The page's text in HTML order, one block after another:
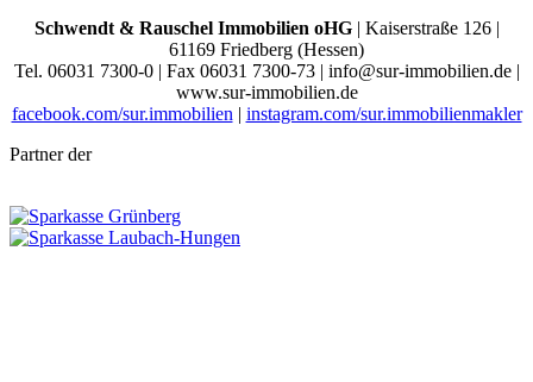
Schwendt & Rauschel Immobilien oHG| Kaiserstraße 126 |
61169 Friedberg (Hessen)
Tel. 06031 7300-0 | Fax 06031 7300-73 | info@sur-immobilien.de |
www.sur-immobilien.de
facebook.com/sur.immobilien | instagram.com/sur.immobilienmakler
Partner der